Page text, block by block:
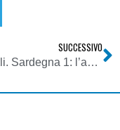
SUCCESSIVO
Tv locali. Sardegna 1: l’azienda avvia i contratti di solidarietà